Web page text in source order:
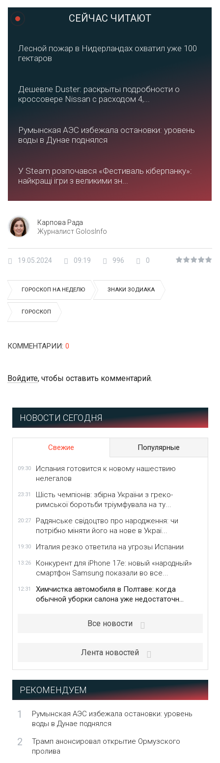
СЕЙЧАС ЧИТАЮТ
Лесной пожар в Нидерландах охватил уже 100
гектаров
Дешевле Duster: раскрыты подробности о
кроссовере Nissan с расходом 4,...
Румынская АЭС избежала остановки: уровень
воды в Дунае поднялся
У Steam розпочався «Фестиваль кіберпанку»:
найкращі ігри з великими зн...
Карпова Рада
Журналист GolosInfo
19.05.2024 09:19 996 0
ГОРОСКОП НА НЕДЕЛЮ ЗНАКИ ЗОДИАКА
ГОРОСКОП
КОММЕНТАРИИ: 0
Войдите, чтобы оставить комментарий.
НОВОСТИ СЕГОДНЯ
Свежие Популярные
09:30
Испания готовится к новому нашествию
нелегалов
23:31
Шість чемпіонів: збірна України з греко-
римської боротьби тріумфувала на ту...
20:27
Радянське свідоцтво про народження: чи
потрібно міняти його на нове в Украї...
19:30 Италия резко ответила на угрозы Испании
13:26
Конкурент для iPhone 17e: новый «народный»
смартфон Samsung показали во все...
12:31
Химчистка автомобиля в Полтаве: когда
обычной уборки салона уже недостаточн...
Все новости
Лента новостей
РЕКОМЕНДУЕМ
1
Румынская АЭС избежала остановки: уровень
воды в Дунае поднялся
2
Трамп анонсировал открытие Ормузского
пролива